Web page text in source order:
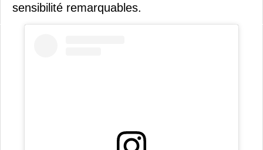
sensibilité remarquables.